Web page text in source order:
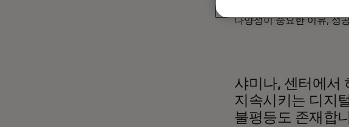
다양성이 중요한 이유, 성
샤미나, 센터에서
지속시키는 디지
불평등도 존재합